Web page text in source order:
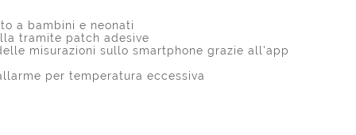
a bambini e neonati
tramite patch adesive
misurazioni sullo smartphone grazie all'app
per temperatura eccessiva